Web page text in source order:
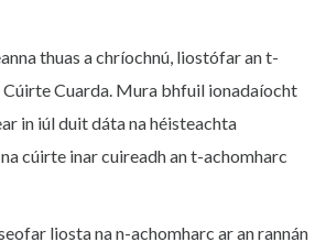
thuas a chríochnú, liostófar an t-
Cúirte Cuarda. Mura bhfuil ionadaíocht
in iúl duit dáta na héisteachta
cúirte inar cuireadh an t-achomharc
liosta na n-achomharc ar an rannán